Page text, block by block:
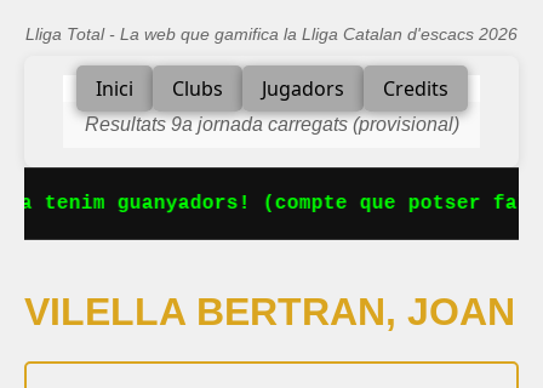
Lliga Total - La web que gamifica la Lliga Catalan d'escacs 2026
Inici Clubs Jugadors Credits
Resultats 9a jornada carregats (provisional)
tenim guanyadors! (compte que potser
VILELLA BERTRAN, JOAN